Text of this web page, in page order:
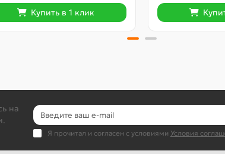
Купить в 1 клик
на
Я прочитал и согласен с условиями Условия